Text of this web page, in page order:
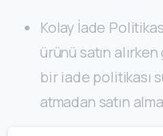
Kolay İade
ürünü satın
bir iade politikası
atmadan satın